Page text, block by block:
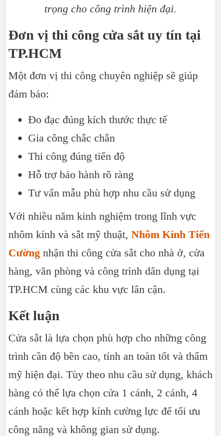
trọng cho công trình hiện đại.​​​​​​​
Đơn vị thi công cửa sắt uy tín tại
TP.HCM
Một đơn vị thi công chuyên nghiệp sẽ giúp
đảm bảo:
Đo đạc đúng kích thước thực tế
Gia công chắc chắn
Thi công đúng tiến độ
Hỗ trợ bảo hành rõ ràng
Tư vấn mẫu phù hợp nhu cầu sử dụng
Với nhiều năm kinh nghiệm trong lĩnh vực
nhôm kính và sắt mỹ thuật, Nhôm Kính Tiến
Cường nhận thi công cửa sắt cho nhà ở, cửa
hàng, văn phòng và công trình dân dụng tại
TP.HCM cùng các khu vực lân cận.
Kết luận
Cửa sắt là lựa chọn phù hợp cho những công
trình cần độ bền cao, tính an toàn tốt và thẩm
mỹ hiện đại. Tùy theo nhu cầu sử dụng, khách
hàng có thể lựa chọn cửa 1 cánh, 2 cánh, 4
cánh hoặc kết hợp kính cường lực để tối ưu
công năng và không gian sử dụng.